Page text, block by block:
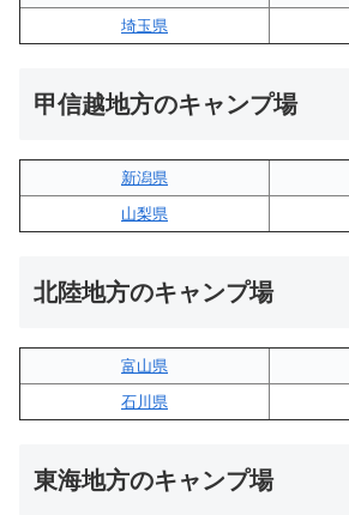
埼玉県
甲信越地方のキャンプ場
新潟県
山梨県
北陸地方のキャンプ場
富山県
石川県
東海地方のキャンプ場